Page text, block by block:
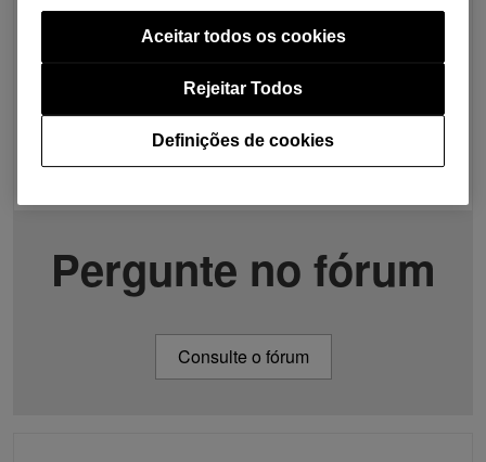
Pergunte no fórum
Consulte o fórum
Definições de cookies
Rejeitar Todos
Aceitar todos os cookies